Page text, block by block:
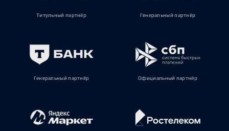
Титульный партнёр Генеральный партнёр
Генеральный партнёр Официальный партнёр